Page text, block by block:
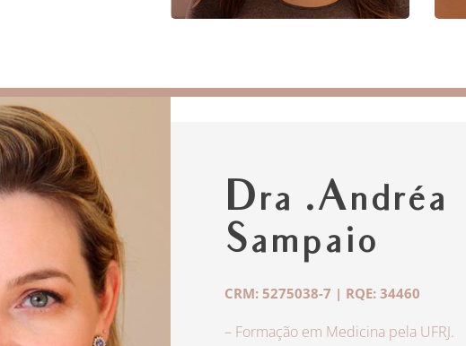
Dra .Andréa
Sampaio
CRM: 5275038-7 | RQE: 34460
– Formação em Medicina pela UFRJ.